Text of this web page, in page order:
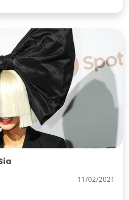
11/02/2021